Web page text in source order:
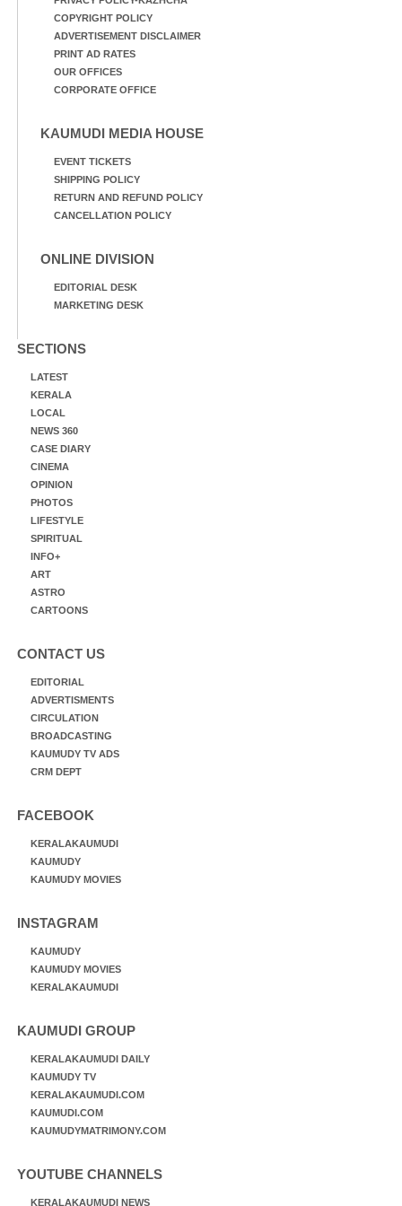
COPYRIGHT POLICY
ADVERTISEMENT DISCLAIMER
PRINT AD RATES
OUR OFFICES
CORPORATE OFFICE
KAUMUDI MEDIA HOUSE
EVENT TICKETS
SHIPPING POLICY
RETURN AND REFUND POLICY
CANCELLATION POLICY
ONLINE DIVISION
EDITORIAL DESK
MARKETING DESK
SECTIONS
LATEST
KERALA
LOCAL
NEWS 360
CASE DIARY
CINEMA
OPINION
PHOTOS
LIFESTYLE
SPIRITUAL
INFO+
ART
ASTRO
CARTOONS
CONTACT US
EDITORIAL
ADVERTISMENTS
CIRCULATION
BROADCASTING
KAUMUDY TV ADS
CRM DEPT
FACEBOOK
KERALAKAUMUDI
KAUMUDY
KAUMUDY MOVIES
INSTAGRAM
KAUMUDY
KAUMUDY MOVIES
KERALAKAUMUDI
KAUMUDI GROUP
KERALAKAUMUDI DAILY
KAUMUDY TV
KERALAKAUMUDI.COM
KAUMUDI.COM
KAUMUDYMATRIMONY.COM
YOUTUBE CHANNELS
KERALAKAUMUDI NEWS